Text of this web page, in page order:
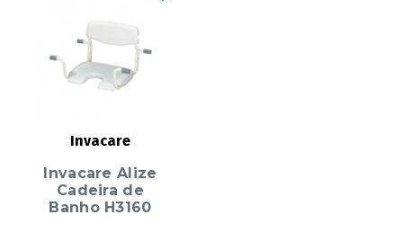
Invacare
Invacare Alize
Cadeira de
Banho H3160